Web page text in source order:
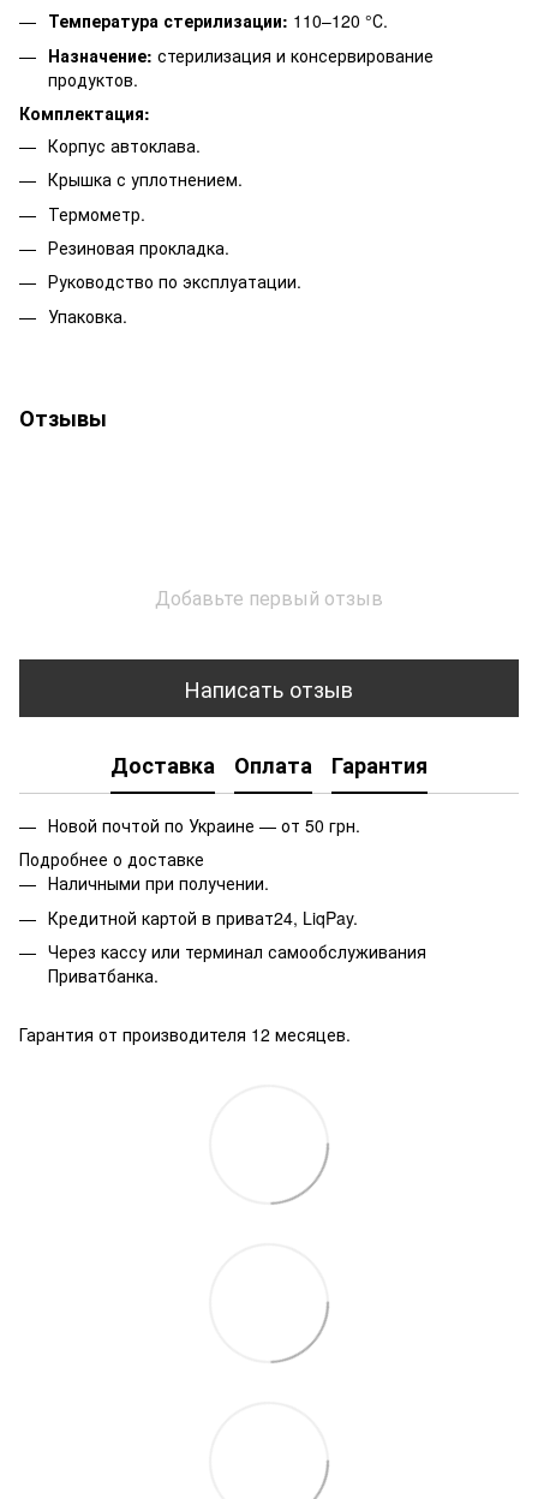
Температура стерилизации: 110–120 °С.
Назначение: стерилизация и консервирование
продуктов.
Комплектация:
Корпус автоклава.
Крышка с уплотнением.
Термометр.
Резиновая прокладка.
Руководство по эксплуатации.
Упаковка.
Отзывы
Добавьте первый отзыв
Написать отзыв
Доставка Оплата Гарантия
Новой почтой по Украине — от 50 грн.
Подробнее о доставке
Наличными при получении.
Кредитной картой в приват24, LiqPay.
Через кассу или терминал самообслуживания
Приватбанка.
Гарантия от производителя 12 месяцев.